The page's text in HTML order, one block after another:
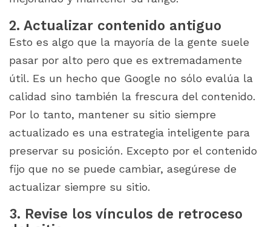
2. Actualizar contenido antiguo
Esto es algo que la mayoría de la gente suele
pasar por alto pero que es extremadamente
útil. Es un hecho que Google no sólo evalúa la
calidad sino también la frescura del contenido.
Por lo tanto, mantener su sitio siempre
actualizado es una estrategia inteligente para
preservar su posición. Excepto por el contenido
fijo que no se puede cambiar, asegúrese de
actualizar siempre su sitio.
3. Revise los vínculos de retroceso